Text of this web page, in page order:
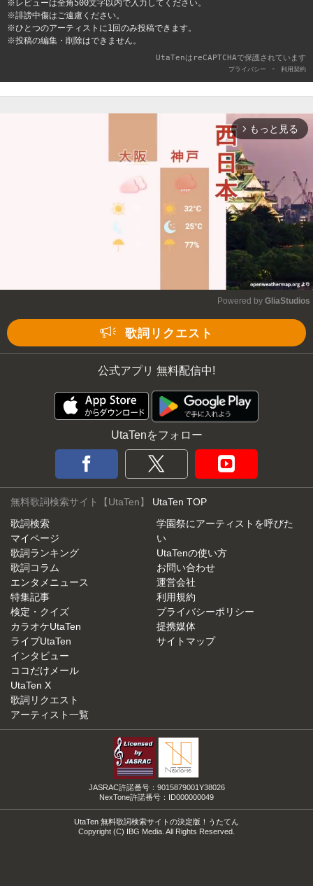
※レビューは全角500文字以内で入力してください。
※誹謗中傷はご遠慮ください。
※ひとつのアーティストに1回のみ投稿できます。
※投稿の編集・削除はできません。
UtaTenはreCAPTCHAで保護されています
プライバシー - 利用契約
arrow_forward_ios もっと見る
Powered by GliaStudios
歌詞リクエスト
公式アプリ 無料配信中!
UtaTenをフォロー
無料歌詞検索サイト【UtaTen】 UtaTen TOP
歌詞検索
マイページ
歌詞ランキング
歌詞コラム
エンタメニュース
特集記事
検定・クイズ
カラオケUtaTen
ライブUtaTen
インタビュー
ココだけメール
UtaTen X
歌詞リクエスト
アーティスト一覧
学園祭にアーティストを呼びた
い
UtaTenの使い方
お問い合わせ
運営会社
利用規約
プライバシーポリシー
提携媒体
サイトマップ
JASRAC許諾番号：9015879001Y38026
NexTone許諾番号：ID000000049
UtaTen 無料歌詞検索サイトの決定版！うたてん
Copyright (C) IBG Media. All Rights Reserved.